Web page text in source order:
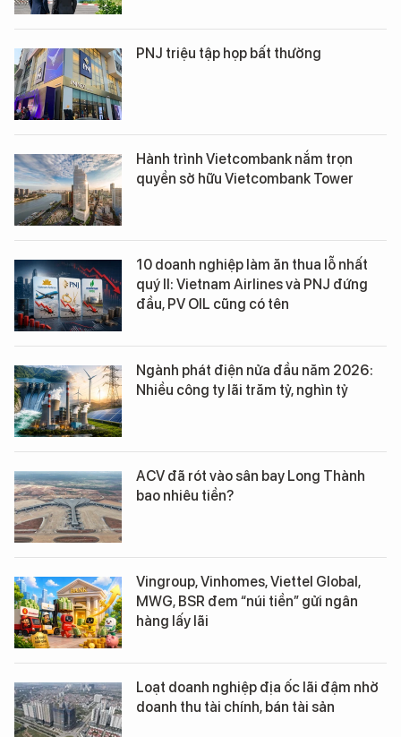
PNJ triệu tập họp bất thường
Hành trình Vietcombank nắm trọn
quyền sở hữu Vietcombank Tower
10 doanh nghiệp làm ăn thua lỗ nhất
quý II: Vietnam Airlines và PNJ đứng
đầu, PV OIL cũng có tên
Ngành phát điện nửa đầu năm 2026:
Nhiều công ty lãi trăm tỷ, nghìn tỷ
ACV đã rót vào sân bay Long Thành
bao nhiêu tiền?
Vingroup, Vinhomes, Viettel Global,
MWG, BSR đem “núi tiền” gửi ngân
hàng lấy lãi
Loạt doanh nghiệp địa ốc lãi đậm nhờ
doanh thu tài chính, bán tài sản